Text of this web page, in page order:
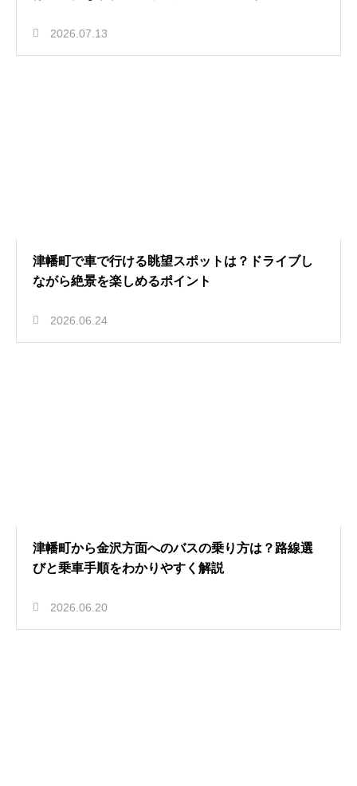
2026.07.13
津幡町で車で行ける眺望スポットは？ドライブし
ながら絶景を楽しめるポイント
2026.06.24
津幡町から金沢方面へのバスの乗り方は？路線選
びと乗車手順をわかりやすく解説
2026.06.20